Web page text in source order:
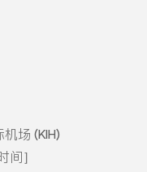
场 (KIH)
］